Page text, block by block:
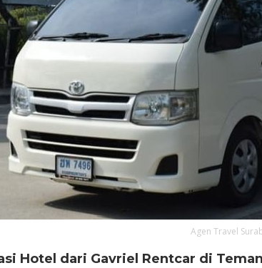
Agen Travel
Hotel dari Gavriel Rentcar di